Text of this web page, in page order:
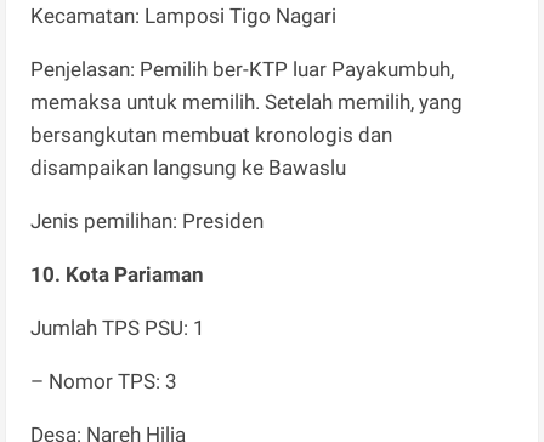
Kecamatan: Lamposi Tigo Nagari
Penjelasan: Pemilih ber-KTP luar Payakumbuh,
memaksa untuk memilih. Setelah memilih, yang
bersangkutan membuat kronologis dan
disampaikan langsung ke Bawaslu
Jenis pemilihan: Presiden
10. Kota Pariaman
Jumlah TPS PSU: 1
– Nomor TPS: 3
Desa: Nareh Hilia